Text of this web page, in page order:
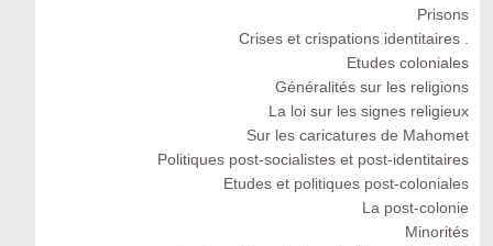
Prisons
Crises et crispations identitaires .
Etudes coloniales
Généralités sur les religions
La loi sur les signes religieux
Sur les caricatures de Mahomet
Politiques post-socialistes et post-identitaires
Etudes et politiques post-coloniales
La post-colonie
Minorités